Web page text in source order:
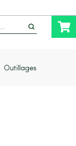
Outillages